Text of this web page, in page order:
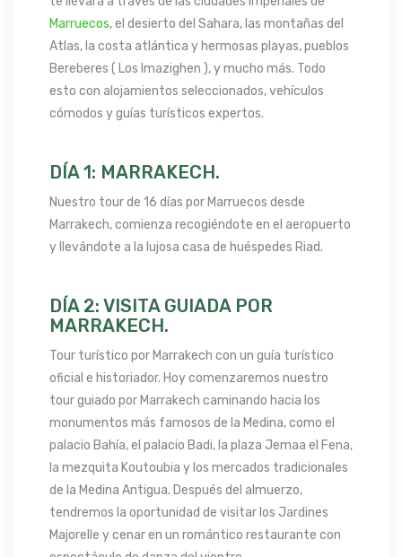
Marruecos, el desierto del Sahara, las montañas del
Atlas, la costa atlántica y hermosas playas, pueblos
Bereberes ( Los Imazighen ), y mucho más. Todo
esto con alojamientos seleccionados, vehículos
cómodos y guías turísticos expertos.
DÍA 1: MARRAKECH.
Nuestro tour de 16 días por Marruecos desde
Marrakech, comienza recogiéndote en el aeropuerto
y llevándote a la lujosa casa de huéspedes Riad.
DÍA 2: VISITA GUIADA POR
MARRAKECH.
Tour turístico por Marrakech con un guía turístico
oficial e historiador. Hoy comenzaremos nuestro
tour guiado por Marrakech caminando hacia los
monumentos más famosos de la Medina, como el
palacio Bahía, el palacio Badi, la plaza Jemaa el Fena,
la mezquita Koutoubia y los mercados tradicionales
de la Medina Antigua. Después del almuerzo,
tendremos la oportunidad de visitar los Jardines
Majorelle y cenar en un romántico restaurante con